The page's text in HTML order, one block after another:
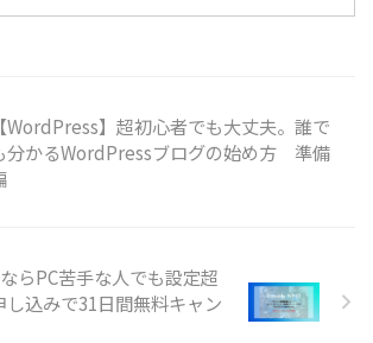
ライナとロ
ア上空が通
も飛行時間
【WordPress】超初心者でも大丈夫。誰で
分かるWordPressブログの始め方 準備
らPC苦手な人でも設定超
し込みで31日間無料キャン